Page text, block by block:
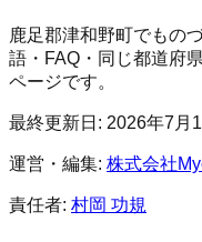
鹿足郡津和野町でもの
語・FAQ・同じ都道府
ページです。
最終更新日: 2026年7月
運営・編集: 株式会社
責任者: 村岡 功規